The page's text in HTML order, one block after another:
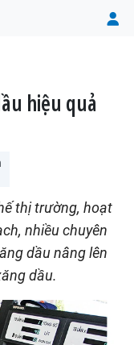
hiệu quả
thị trường, hoạt
nhiều chuyên
dầu nâng lên
dầu.